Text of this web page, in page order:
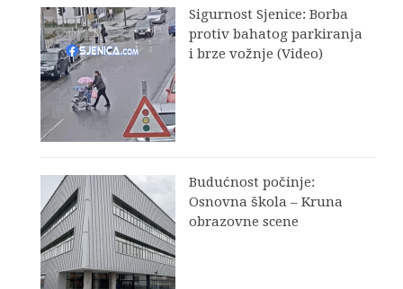
Sigurnost Sjenice: Borba
protiv bahatog parkiranja
i brze vožnje (Video)
Budućnost počinje:
Osnovna škola – Kruna
obrazovne scene